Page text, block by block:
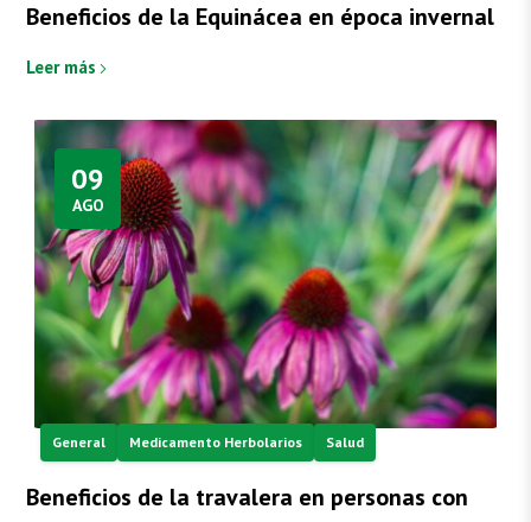
Beneficios de la Equinácea en época invernal
Leer más
09
AGO
General Medicamento Herbolarios Salud
Beneficios de la travalera en personas con